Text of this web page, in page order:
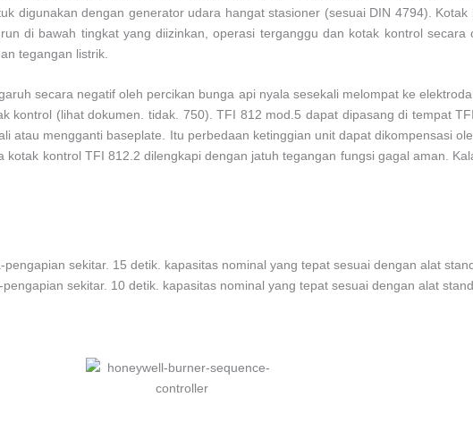
digunakan dengan generator udara hangat stasioner (sesuai DIN 4794).
di bawah tingkat yang diizinkan, operasi terganggu dan kotak kontrol secara
tegangan listrik.
secara negatif oleh percikan bunga api nyala sesekali melompat ke
kontrol (lihat dokumen. tidak. 750). TFI 812 mod.5 dapat dipasang di tempat
atau mengganti baseplate. Itu perbedaan ketinggian unit dapat dikompensasi
kontrol TFI 812.2 dilengkapi dengan jatuh tegangan fungsi gagal aman.
sekitar. 15 detik. kapasitas nominal yang tepat sesuai dengan alat
sekitar. 10 detik. kapasitas nominal yang tepat sesuai dengan alat